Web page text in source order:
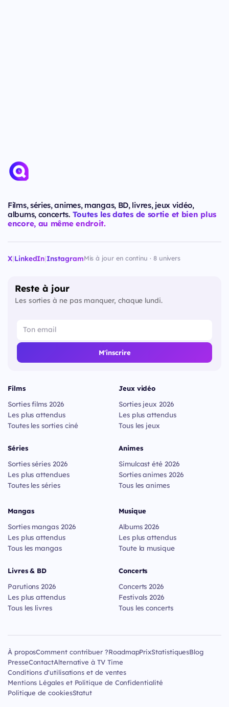
Films, séries, animes, mangas, BD, livres, jeux vidéo,
albums, concerts. Toutes les dates de sortie et bien plus
encore, au même endroit.
X|LinkedIn|InstagramMis à jour en continu · 8 univers
Reste à jour
Les sorties à ne pas manquer, chaque lundi.
M'inscrire
Films
Sorties films 2026
Les plus attendus
Toutes les sorties ciné
Séries
Sorties séries 2026
Les plus attendues
Toutes les séries
Jeux vidéo
Sorties jeux 2026
Les plus attendus
Tous les jeux
Animes
Simulcast été 2026
Sorties animes 2026
Tous les animes
Mangas
Sorties mangas 2026
Les plus attendus
Tous les mangas
Livres & BD
Parutions 2026
Les plus attendus
Tous les livres
Musique
Albums 2026
Les plus attendus
Toute la musique
Concerts
Concerts 2026
Festivals 2026
Tous les concerts
À proposComment contribuer ?RoadmapPrixStatistiquesBlog
PresseContactAlternative à TV Time
Conditions d'utilisations et de ventes
Mentions Légales et Politique de Confidentialité
Politique de cookiesStatut